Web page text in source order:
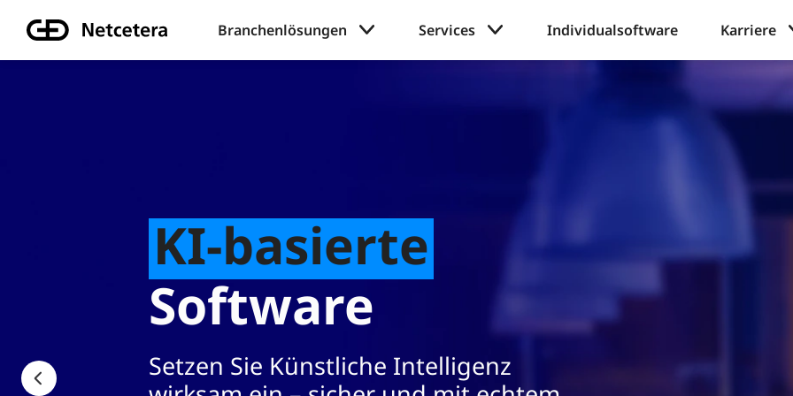
Branchenlösungen Services Individualsoftware Karriere
KI-basierte
Sie Künstliche Intelligenz